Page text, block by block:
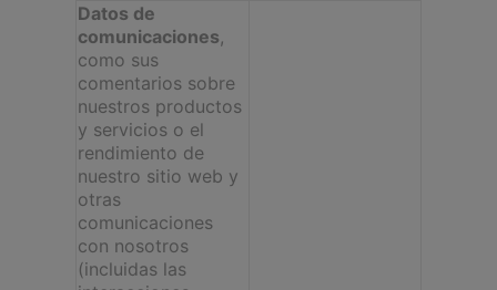
Datos de
comunicaciones,
como sus
comentarios sobre
nuestros productos
y servicios o el
rendimiento de
nuestro sitio web y
otras
comunicaciones
con nosotros
(incluidas las